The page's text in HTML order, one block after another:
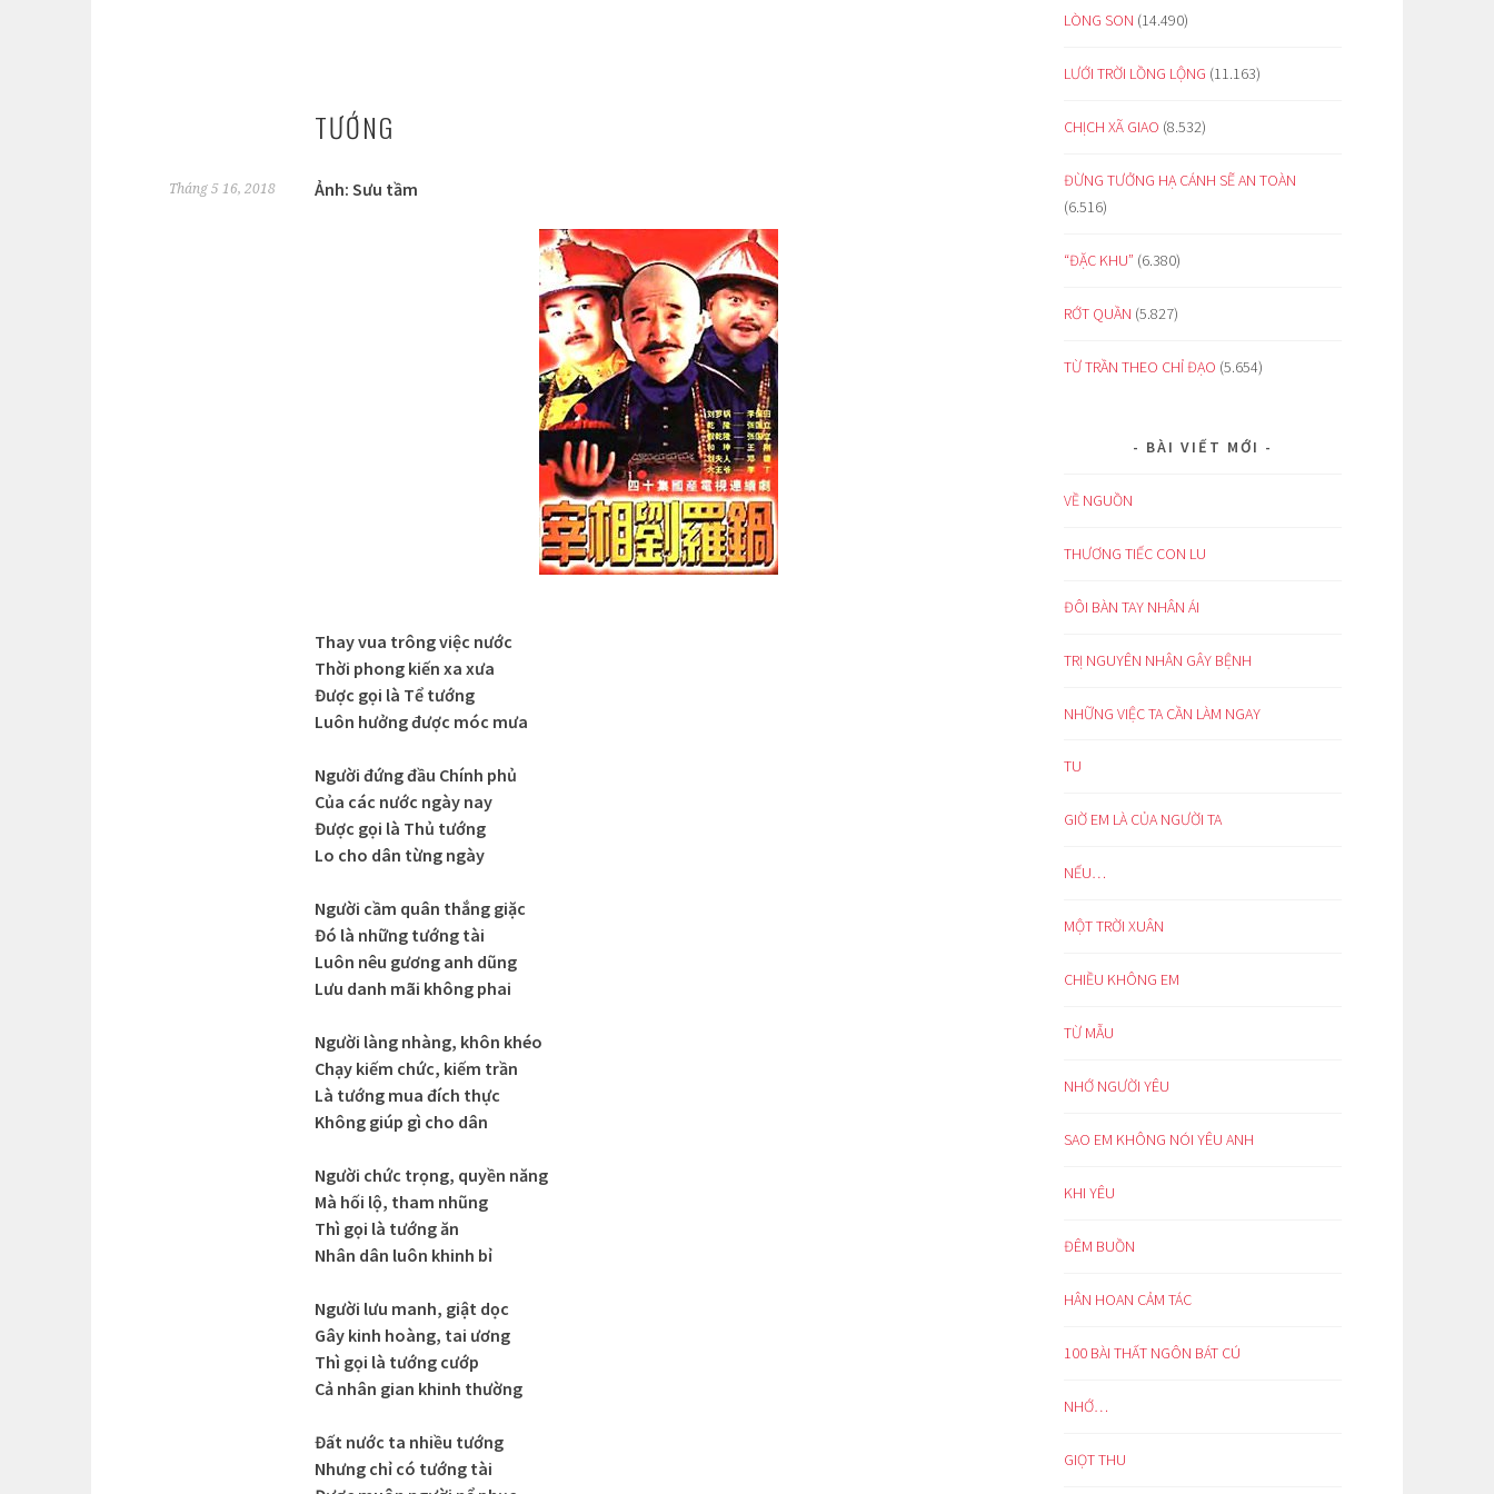
TƯỚNG
Tháng 5 16, 2018 Ảnh: Sưu tầm
Thay vua trông việc nước
Thời phong kiến xa xưa
Được gọi là Tể tướng
Luôn hưởng được móc mưa
Người đứng đầu Chính phủ
Của các nước ngày nay
Được gọi là Thủ tướng
Lo cho dân từng ngày
Người cầm quân thắng giặc
Đó là những tướng tài
Luôn nêu gương anh dũng
Lưu danh mãi không phai
Người làng nhàng, khôn khéo
Chạy kiếm chức, kiếm trần
Là tướng mua đích thực
Không giúp gì cho dân
Người chức trọng, quyền năng
Mà hối lộ, tham nhũng
Thì gọi là tướng ăn
Nhân dân luôn khinh bỉ
Người lưu manh, giật dọc
Gây kinh hoàng, tai ương
Thì gọi là tướng cướp
Cả nhân gian khinh thường
Đất nước ta nhiều tướng
Nhưng chỉ có tướng tài
LÒNG SON (14.490)
LƯỚI TRỜI LỒNG LỘNG (11.163)
CHỊCH XÃ GIAO (8.532)
ĐỪNG TƯỞNG HẠ CÁNH SẼ AN TOÀN
(6.516)
“ĐẶC KHU” (6.380)
RỚT QUẦN (5.827)
TỪ TRẦN THEO CHỈ ĐẠO (5.654)
BÀI VIẾT MỚI
VỀ NGUỒN
THƯƠNG TIẾC CON LU
ĐÔI BÀN TAY NHÂN ÁI
TRỊ NGUYÊN NHÂN GÂY BỆNH
NHỮNG VIỆC TA CẦN LÀM NGAY
TU
GIỜ EM LÀ CỦA NGƯỜI TA
NẾU…
MỘT TRỜI XUÂN
CHIỀU KHÔNG EM
TỪ MẪU
NHỚ NGƯỜI YÊU
SAO EM KHÔNG NÓI YÊU ANH
KHI YÊU
ĐÊM BUỒN
HÂN HOAN CẢM TÁC
100 BÀI THẤT NGÔN BÁT CÚ
NHỚ…
GIỌT THU